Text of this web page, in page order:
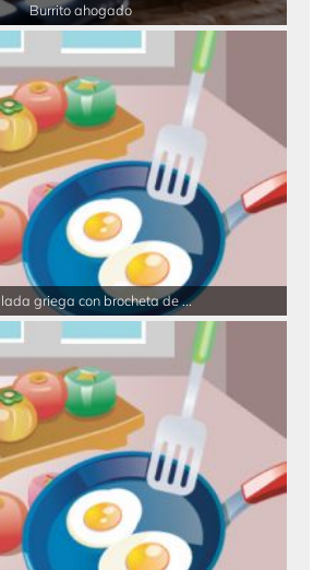
Burrito ahogado
griega con brocheta de ...